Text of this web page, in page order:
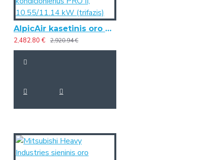
AlpicAir kasetinis oro kondicionierius PRO II, 10.55/11.14 kW (trifazis)
2,482.80 € 2,920.94 €